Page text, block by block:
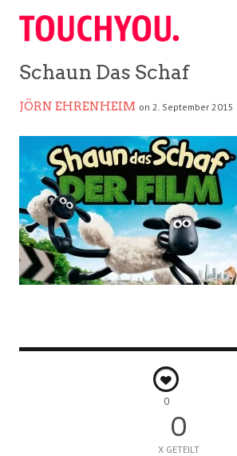
Schaun Das Schaf
JÖRN EHRENHEIM on 2. September 2015
0
0
X GETEILT